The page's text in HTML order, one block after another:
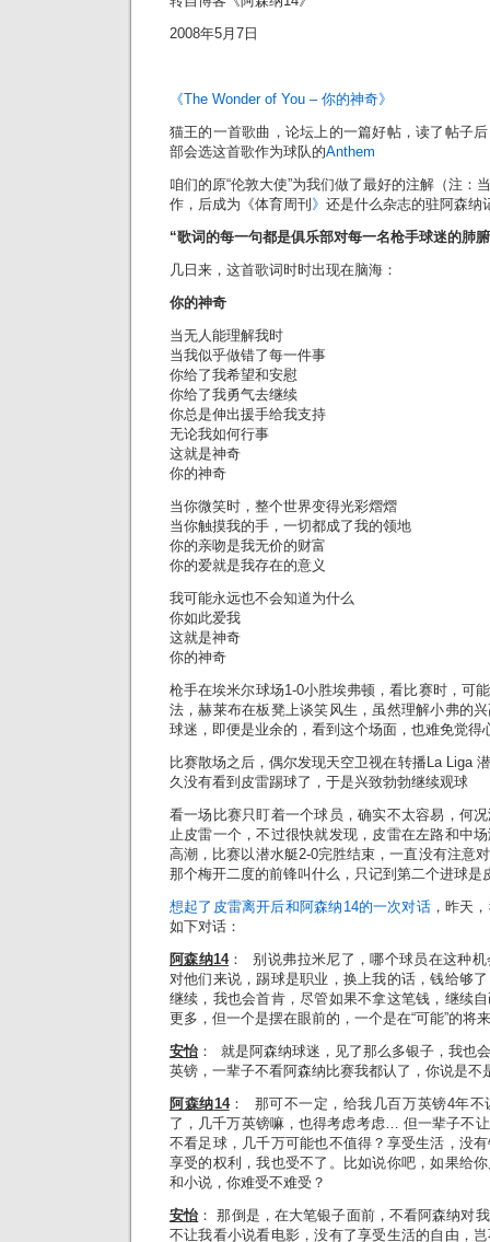
2008年5月7日
《The Wonder of You – 你的神奇》
猫王的一首歌曲，论坛上的一篇好帖，读了帖子
部会选这首歌作为球队的Anthem
咱们的原“伦敦大使”为我们做了最好的注解（注：
作，后成为《体育周刊 》 还是什么杂志的驻阿森纳
“歌词的每一句都是俱乐部对每一名枪手球迷的肺
几日来，这首歌词时时出现在脑海：
你的神奇
当无人能理解我时
当我似乎做错了每一件事
你给了我希望和安慰
你给了我勇气去继续
你总是伸出援手给我支持
无论我如何行事
这就是神奇
你的神奇
当你微笑时，整个世界变得光彩熠熠
当你触摸我的手，一切都成了我的领地
你的亲吻是我无价的财富
你的爱就是我存在的意义
我可能永远也不会知道为什么
你如此爱我
这就是神奇
你的神奇
枪手在埃米尔球场1-0小胜埃弗顿，看比赛时，可
法，赫莱布在板凳上谈笑风生，虽然理解小弗的
球迷，即便是业余的，看到这个场面，也难免觉
比赛散场之后，偶尔发现天空卫视在转播La Liga
久没有看到皮雷踢球了，于是兴致勃勃继续观球
看一场比赛只盯着一个球员，确实不太容易，何
止皮雷一个，不过很快就发现，皮雷在左路和中
高潮，比赛以潜水艇2-0完胜结束，一直没有注意
那个梅开二度的前锋叫什么，只记到第二个进球是
想起了皮雷离开后和阿森纳14的一次对话，昨天
如下对话：
阿森纳14： 别说弗拉米尼了，哪个球员在这种
对他们来说，踢球是职业，换上我的话，钱给够
继续，我也会首肯，尽管如果不拿这笔钱，继续
更多，但一个是摆在眼前的，一个是在“可能”的
安怡 ： 就是阿森纳球迷，见了那么多银子，我也
英镑，一辈子不看阿森纳比赛我都认了，你说是不
阿森纳14： 那可不一定，给我几百万英镑4年不
了，几千万英镑嘛，也得考虑考虑… 但一辈子不
不看足球，几千万可能也不值得？享受生活，没
享受的权利，我也受不了。比如说你吧，如果给
和小说，你难受不难受？
安怡 ： 那倒是，在大笔银子面前，不看阿森纳对
不让我看小说看电影，没有了享受生活的自由，